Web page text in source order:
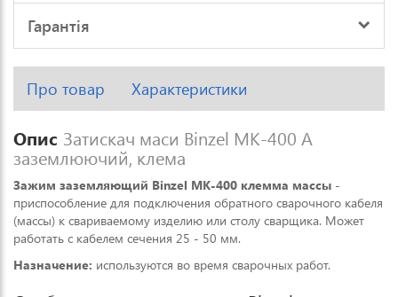
Гарантія
Про товар Характеристики
Опис Затискач маси Binzel MK-400 А
заземлюючий, клема
Зажим заземляющий Binzel MK-400 клемма массы -
приспособление для подключения обратного сварочного кабеля
(массы) к свариваемому изделию или столу сварщика. Может
работать с кабелем сечения 25 - 50 мм.
Назначение: используются во время сварочных работ.